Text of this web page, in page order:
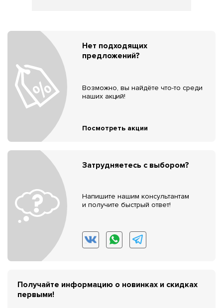
Нет подходящих
предложений?
Возможно, вы найдёте что-то среди
наших акций!
Посмотреть акции
Затрудняетесь с выбором?
Напишите нашим консультантам
и получите быстрый ответ!
Получайте информацию о новинках и скидках
первыми!